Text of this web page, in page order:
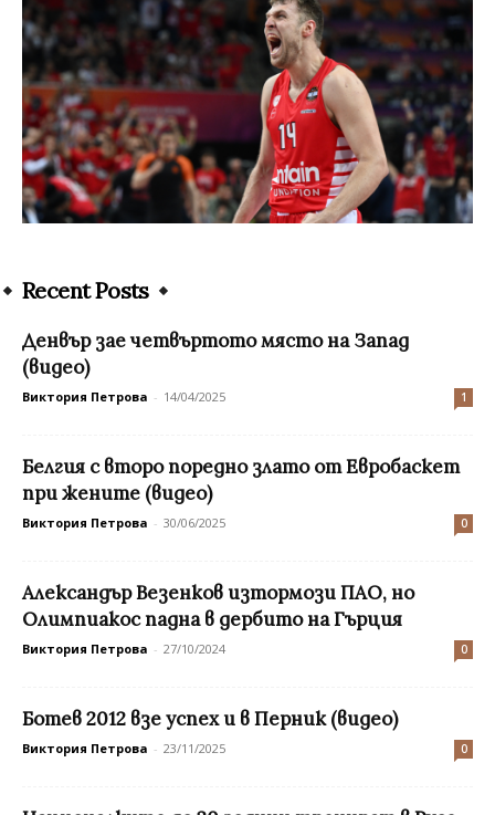
Recent Posts
Денвър зае четвъртото място на Запад
(видео)
Виктория Петрова - 14/04/2025 1
Белгия с второ поредно злато от Евробаскет
при жените (видео)
Виктория Петрова - 30/06/2025 0
Александър Везенков изтормози ПАО, но
Олимпиакос падна в дербито на Гърция
Виктория Петрова - 27/10/2024 0
Ботев 2012 взе успех и в Перник (видео)
Виктория Петрова - 23/11/2025 0